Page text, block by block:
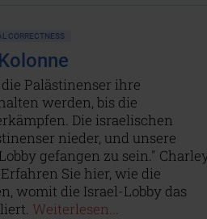
CORRECTNESS
Palästinenser ihre
werden, bis die
Die israelischen
nieder, und unsere
gefangen zu sein."
Sie hier, wie die
womit die Israel-Lobby das
Weiterlesen...